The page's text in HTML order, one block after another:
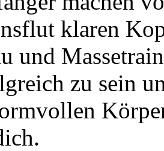
klaren
und
zu sein